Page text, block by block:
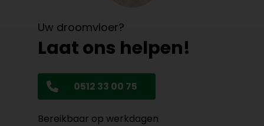
Uw droomvloer?
Laat ons helpen!
0512 33 00 75
Bereikbaar op werkdagen